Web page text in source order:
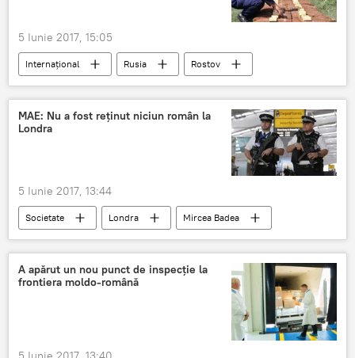
5 Iunie 2017, 15:05
Internaţional Rusia
Rostov
Muniții
Cel de-al Doilea Război Mondial. Marea Victorie din 9 mai
MAE: Nu a fost reținut niciun român la
Londra
5 Iunie 2017, 13:44
Societate Londra
Mircea Badea
Mihai Gâdea
Reținuți
România
Români
Ministerul Afacerilor Externe
A apărut un nou punct de inspecție la
frontiera moldo-română